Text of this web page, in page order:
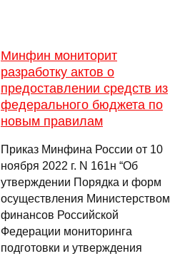
Минфин мониторит
разработку актов о
предоставлении средств из
федерального бюджета по
новым правилам
Приказ Минфина России от 10
ноября 2022 г. N 161н “Об
утверждении Порядка и форм
осуществления Министерством
финансов Российской
Федерации мониторинга
подготовки и утверждения